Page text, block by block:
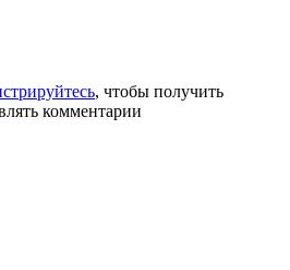
, чтобы получить
комментарии